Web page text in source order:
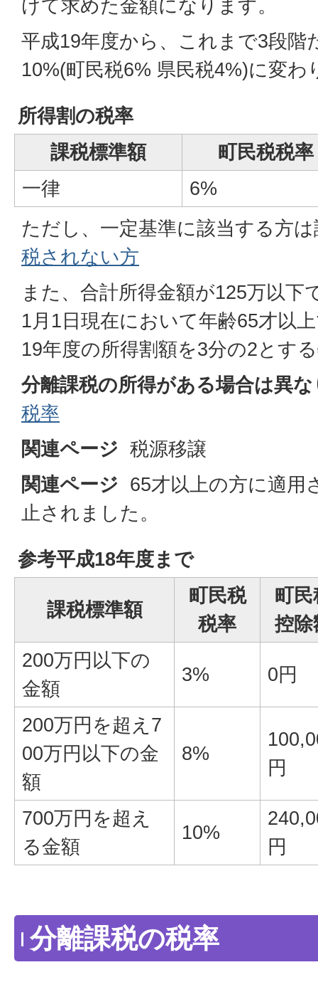
けて求めた金額になります。
平成19年度から、これまで3段階
10%(町民税6% 県民税4%)に変わ
所得割の税率
課税標準額
町民税税率
一律
6%
ただし、一定基準に該当する方
税されない方
また、合計所得金額が125万以下
1月1日現在において年齢65才以
19年度の所得割額を3分の2とす
分離課税の所得がある場合は異
税率
関連ページ 税源移譲
関連ページ 65才以上の方に適用
止されました。
参考平成18年度まで
課税標準額
町民税
税率
町民
控除
200万円以下の
金額
3% 0円
200万円を超え7
00万円以下の金
額
8%
円
700万円を超え
る金額
10%
円
分離課税の税率